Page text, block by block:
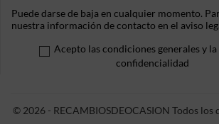
Puede darse de baja en cualquier momento.
nuestra información de contacto en el aviso
Acepto las condiciones generales y
confidencialidad
© 2026 - RECAMBIOSDEOCASION Todos los